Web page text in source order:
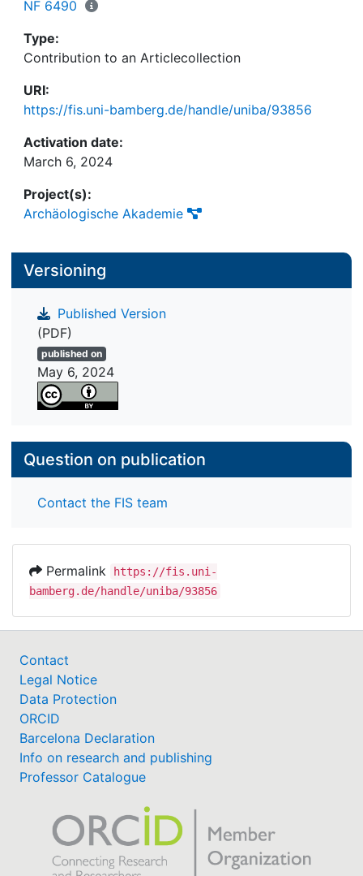
NF 6490
Type:
Contribution to an Articlecollection
URI:
https://fis.uni-bamberg.de/handle/uniba/93856
Activation date:
March 6, 2024
Project(s):
Archäologische Akademie
Versioning
Published Version
(PDF)
published on
May 6, 2024
Question on publication
Contact the FIS team
Permalink
https://fis.uni-
bamberg.de/handle/uniba/93856
Contact
Legal Notice
Data Protection
ORCID
Barcelona Declaration
Info on research and publishing
Professor Catalogue